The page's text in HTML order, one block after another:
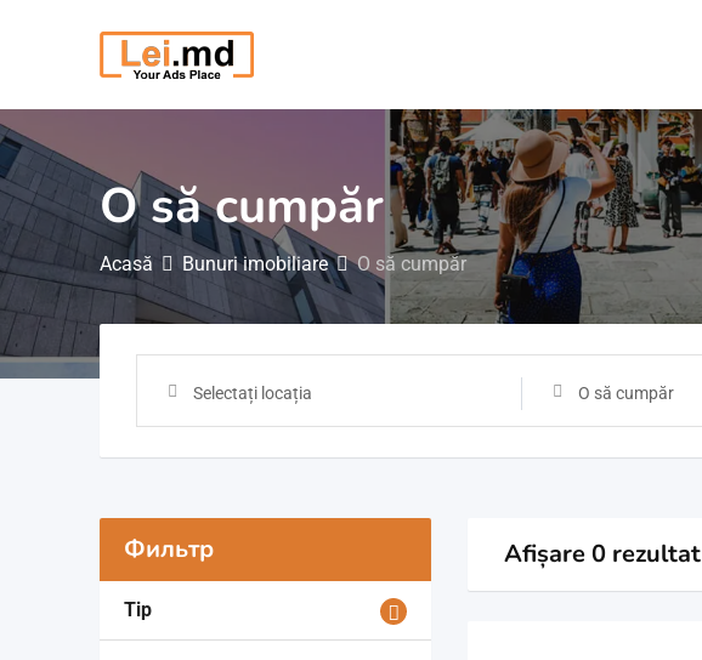
O să cumpăr
Acasă Bunuri imobiliare O să cumpăr
Selectați locația O să cumpăr
Фильтр
Tip
Afișare 0 rezultat